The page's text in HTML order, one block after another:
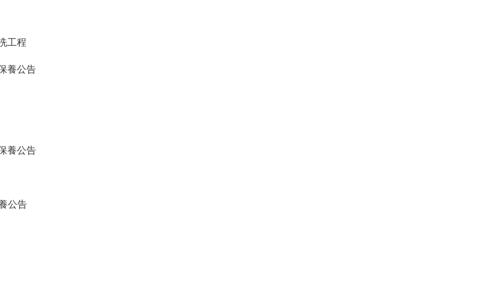
工程
養公告
養公告
公告